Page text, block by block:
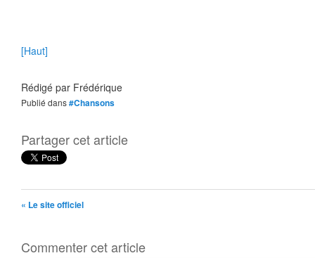
[Haut]
Rédigé par Frédérique
Publié dans#Chansons
Partager cet article
« Le site officiel
Commenter cet article